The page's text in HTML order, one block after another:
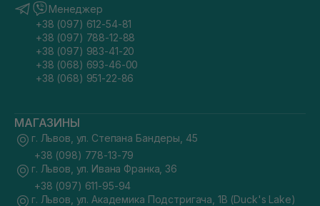
Менеджер
+38 (097) 612-54-81
+38 (097) 788-12-88
+38 (097) 983-41-20
+38 (068) 693-46-00
+38 (068) 951-22-86
МАГАЗИНЫ
г. Львов, ул. Степана Бандеры, 45
+38 (098) 778-13-79
г. Львов, ул. Ивана Франка, 36
+38 (097) 611-95-94
г. Львов, ул. Академика Подстригача, 1В (Duck's Lake)